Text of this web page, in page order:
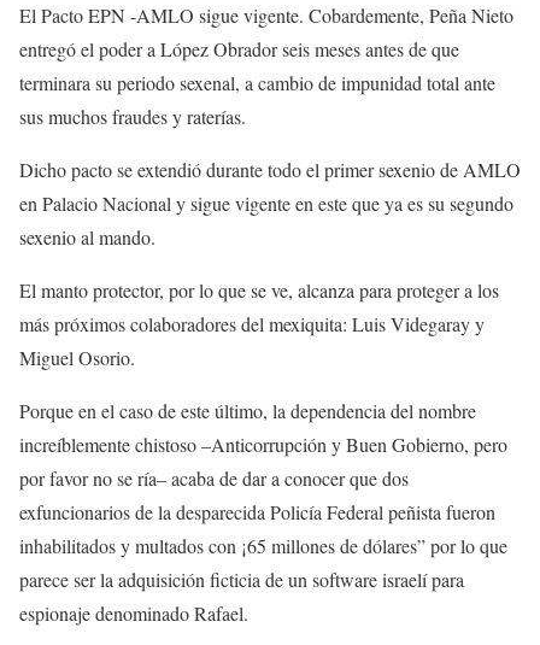
El Pacto EPN -AMLO sigue vigente. Cobardemente, Peña Nieto
entregó el poder a López Obrador seis meses antes de que
terminara su periodo sexenal, a cambio de impunidad total ante
sus muchos fraudes y raterías.
Dicho pacto se extendió durante todo el primer sexenio de AMLO
en Palacio Nacional y sigue vigente en este que ya es su segundo
sexenio al mando.
El manto protector, por lo que se ve, alcanza para proteger a los
más próximos colaboradores del mexiquita: Luis Videgaray y
Miguel Osorio.
Porque en el caso de este último, la dependencia del nombre
increíblemente chistoso –Anticorrupción y Buen Gobierno, pero
por favor no se ría– acaba de dar a conocer que dos
exfuncionarios de la desparecida Policía Federal peñista fueron
inhabilitados y multados con ¡65 millones de dólares” por lo que
parece ser la adquisición ficticia de un software israelí para
espionaje denominado Rafael.